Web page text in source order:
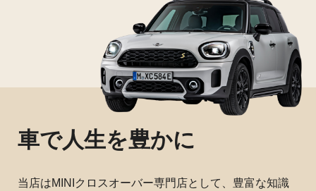
車で人生を豊かに
当店はMINIクロスオーバー専門店として、豊富な知識